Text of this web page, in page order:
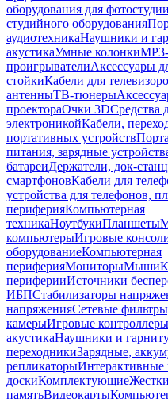
оборудования для фотостудии
студийного оборудования
аудиотехникаНаушники и
акустикаУмные колонки
проигрывателиАксессуары
стойкиКабели для
антенныТВ-тюнеры
проектораОчки 3DСредства
электроникойКабели,
портативных устройств
питания, зарядные
батареиДержатели, док-
смартфоновКабели для
устройства для телефонов,
периферияКомпьютерная
техникаНоутбукиПланшеты
компьютерыИгровые
оборудованиеКомпьютерная
периферияМониторыМыши
периферииИсточники
ИБПСтабилизаторы
напряженияСетевые
камерыИгровые контроллеры
акустикаНаушники и
переходникиЗарядные,
репликаторыИнтерактивные
доскиКомплектующие
памятьВидеокарты